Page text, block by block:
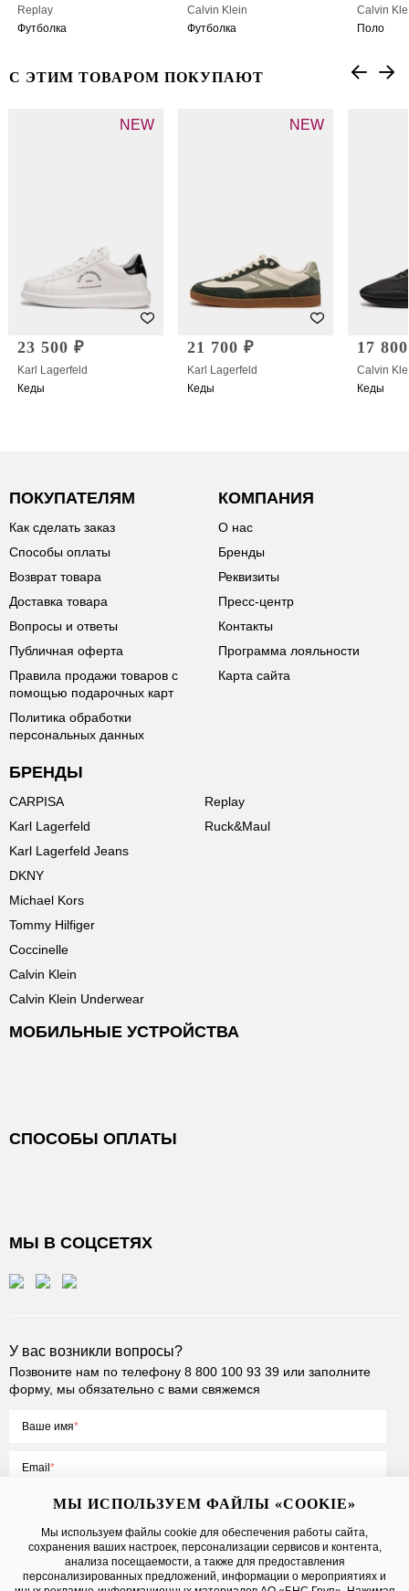
Replay
Футболка
Calvin Klein
Футболка
Calvin
Поло
С ЭТИМ ТОВАРОМ ПОКУПАЮТ
NEW
23 500 ₽
Karl Lagerfeld
Кеды
NEW
21 700 ₽
Karl Lagerfeld
Кеды
17
Calvin
Кеды
ПОКУПАТЕЛЯМ
Как сделать заказ
Способы оплаты
Возврат товара
Доставка товара
Вопросы и ответы
Публичная оферта
Правила продажи товаров с
помощью подарочных карт
Политика обработки
персональных данных
КОМПАНИЯ
О нас
Бренды
Реквизиты
Пресс-центр
Контакты
Программа лояльности
Карта сайта
БРЕНДЫ
CARPISA
Karl Lagerfeld
Karl Lagerfeld Jeans
DKNY
Michael Kors
Tommy Hilfiger
Coccinelle
Calvin Klein
Calvin Klein Underwear
Replay
Ruck&Maul
МОБИЛЬНЫЕ УСТРОЙСТВА
СПОСОБЫ ОПЛАТЫ
МЫ В СОЦСЕТЯХ
У вас возникли вопросы?
Позвоните нам по телефону 8 800 100 93 39 или заполните
форму, мы обязательно с вами свяжемся
Ваше имя
Email
Нажимая на кнопку «Отправить», вы принимаете условияПубличной
оферты, даетесогласие на обработку персональных данных
МЫ ИСПОЛЬЗУЕМ ФАЙЛЫ «COOKIE»
Мы используем файлы cookie для обеспечения работы сайта,
сохранения ваших настроек, персонализации сервисов и контента,
анализа посещаемости, а также для предоставления
персонализированных предложений, информации о мероприятиях и